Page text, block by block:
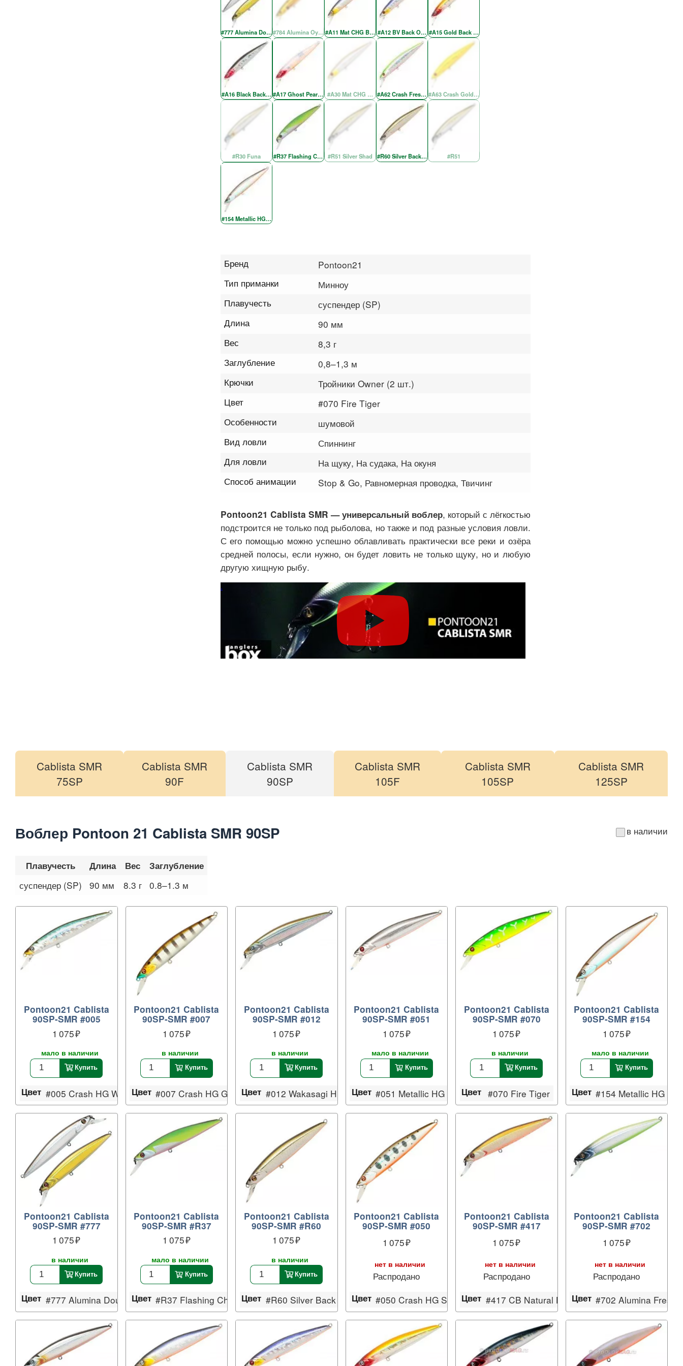
#777 Alumina Doublet-2#784 Alumina Oyanirami#A11 Mat CHG BV Back OB#A12 BV Back OB RE#A15 Gold Back Red Head
#A16 Black Back Red Head#A17 Ghost Pearl Red Head#A30 Mat CHG Wakasaki RE#A62 Crash Fresh Chartreuse Silver
#A63 Crash Gold Chartreuse Re
#R30 Funa #R37 Flashing Chartreuse#R51 Silver Shad #R60 Silver Back OB #R51
#154 Metallic HG Wakasagi OB
Бренд
Pontoon21
Тип приманки
Минноу
Плавучесть
суспендер (SP)
Длина
90 мм
Вес
8,3 г
Заглубление
0,8–1,3 м
Крючки
Тройники Owner (2 шт.)
Цвет
#070 Fire Tiger
Особенности
шумовой
Вид ловли
Спиннинг
Для ловли
На щуку, На судака, На окуня
Способ анимации
Stop & Go, Равномерная проводка, Твичинг
Pontoon21 Cablista SMR — универсальный воблер, который с лёгкостью
подстроится не только под рыболова, но также и под разные условия ловли.
С его помощью можно успешно облавливать практически все реки и озёра
средней полосы, если нужно, он будет ловить не только щуку, но и любую
другую хищную рыбу.
Cablista SMR
75SP
Cablista SMR
90F
Cablista SMR
90SP
Cablista SMR
105F
Cablista SMR
105SP
Cablista SMR
125SP
в наличии
Воблер Pontoon 21 Cablista SMR 90SP
Плавучесть Длина Вес Заглубление
суспендер (SP) 90 мм 8.3 г 0.8–1.3 м
Pontoon21 Cablista
90SP-SMR #005
1 075
мало в наличии
Купить
Цвет #005 Crash HG Wakasagi
Pontoon21 Cablista
90SP-SMR #007
1 075
в наличии
Купить
Цвет #007 Crash HG Gill
Pontoon21 Cablista
90SP-SMR #012
1 075
в наличии
Купить
Цвет #012 Wakasagi HM
Pontoon21 Cablista
90SP-SMR #051
1 075
мало в наличии
Купить
Цвет #051 Metallic HG Silver & Black OB RE
Pontoon21 Cablista
90SP-SMR #070
1 075
в наличии
Купить
Цвет #070 Fire Tiger
Pontoon21 Cablista
90SP-SMR #154
1 075
мало в наличии
Купить
Цвет #154 Metallic HG
Pontoon21 Cablista
90SP-SMR #777
1 075
в наличии
Купить
Цвет #777 Alumina Doublet-2
Pontoon21 Cablista
90SP-SMR #R37
1 075
мало в наличии
Купить
Цвет #R37 Flashing Chartreuse
Pontoon21 Cablista
90SP-SMR #R60
1 075
в наличии
Купить
Цвет #R60 Silver Back OB
Pontoon21 Cablista
90SP-SMR #050
1 075
нет в наличии
Распродано
Цвет #050 Crash HG Silver Amago
Pontoon21 Cablista
90SP-SMR #417
1 075
нет в наличии
Распродано
Цвет #417 CB Natural Brown
Pontoon21 Cablista
90SP-SMR #702
1 075
нет в наличии
Распродано
Цвет #702 Alumina Fresh